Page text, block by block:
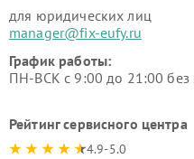
для юридических лиц
manager@fix-eufy.ru
График работы:
ПН-ВСК с 9:00 до 21:00
Рейтинг сервисного центра
4.9-5.0